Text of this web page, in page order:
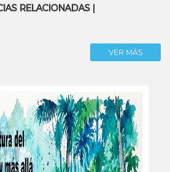
RELACIONADAS |
VER MÁS